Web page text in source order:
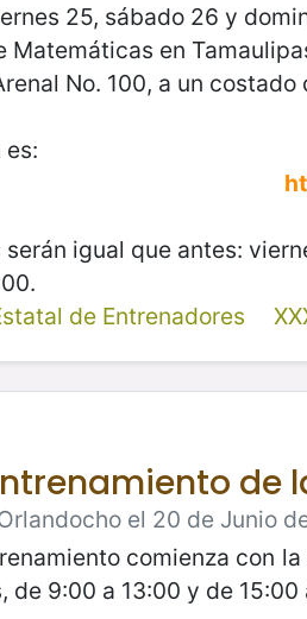
25, sábado 26 y
Matemáticas en
No. 100, a un
es:
serán igual que antes:
de Entrenadores
de
el 20 de Junio
comienza con
de 9:00 a 13:00 y de